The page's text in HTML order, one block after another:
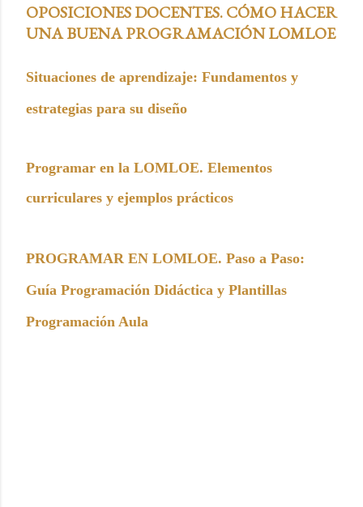
OPOSICIONES DOCENTES. CÓMO HACER
UNA BUENA PROGRAMACIÓN LOMLOE
Situaciones de aprendizaje: Fundamentos y
estrategias para su diseño
Programar en la LOMLOE. Elementos
curriculares y ejemplos prácticos
PROGRAMAR EN LOMLOE. Paso a Paso:
Guía Programación Didáctica y Plantillas
Programación Aula